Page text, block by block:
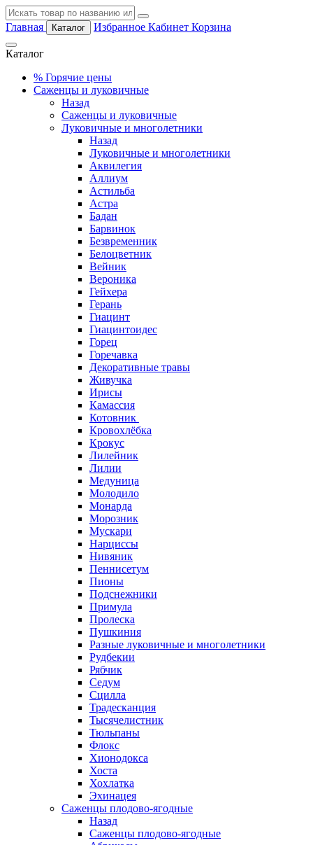
Главная Каталог Избранное Кабинет Корзина
Каталог
% Горячие цены
Саженцы и луковичные
Назад
Саженцы и луковичные
Луковичные и многолетники
Назад
Луковичные и многолетники
Аквилегия
Аллиум
Астильба
Астра
Бадан
Барвинок
Безвременник
Белоцветник
Вейник
Вероника
Гейхера
Герань
Гиацинт
Гиацинтоидес
Горец
Горечавка
Декоративные травы
Живучка
Ирисы
Камассия
Котовник
Кровохлёбка
Крокус
Лилейник
Лилии
Медуница
Молодило
Монарда
Морозник
Мускари
Нарциссы
Нивяник
Пеннисетум
Пионы
Подснежники
Примула
Пролеска
Пушкиния
Разные луковичные и многолетники
Рудбекии
Рябчик
Седум
Сцилла
Традесканция
Тысячелистник
Тюльпаны
Флокс
Хионодокса
Хоста
Хохлатка
Эхинацея
Саженцы плодово-ягодные
Назад
Саженцы плодово-ягодные